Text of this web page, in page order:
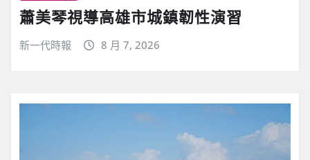
蕭美琴視導高雄市城鎮韌性演習
新一代時報 8 月 7, 2026